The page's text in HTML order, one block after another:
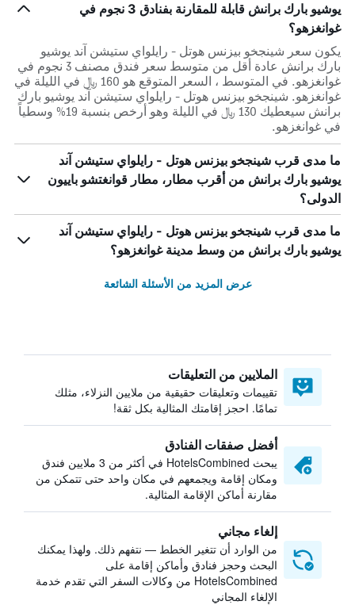
يوشيو بارك برانش قابلة للمقارنة بفنادق 3 نجوم في
غوانغزهو؟
يكون سعر شينجخو بيزنس هوتل - رايلواي ستيشن آند يوشيو
بارك برانش عادة أقل من متوسط ​​سعر فندق مصنف 3 نجوم في
غوانغزهو. في المتوسط ، السعر المتوقع هو 160 ﷼ في الليلة في
غوانغزهو. شينجخو بيزنس هوتل - رايلواي ستيشن آند يوشيو بارك
برانش سيعطيك 130 ﷼ في الليلة وهو أرخص بنسبة 19% وسطياً
في غوانغزهو.
ما مدى قرب شينجخو بيزنس هوتل - رايلواي ستيشن آند
يوشيو بارك برانش من أقرب مطار، مطار قوانغتشو باييون
الدولى؟
ما مدى قرب شينجخو بيزنس هوتل - رايلواي ستيشن آند
يوشيو بارك برانش من وسط مدينة غوانغزهو؟
عرض المزيد من الأسئلة الشائعة
الملايين من التعليقات
تقييمات وتعليقات حقيقية من ملايين النزلاء، مثلك
تمامًا. احجز إقامتك المثالية بكل ثقة!
أفضل صفقات الفنادق
يبحث HotelsCombined في أكثر من 3 ملايين فندق
ومكان إقامة ويجمعهم في مكان واحد حتى تتمكن من
مقارنة أماكن الإقامة المثالية.
إلغاء مجاني
من الوارد أن تتغير الخطط — نتفهم ذلك. ولهذا يمكنك
البحث وحجز فنادق وأماكن إقامة على
HotelsCombined من وكالات السفر التي تقدم خدمة
الإلغاء المجاني